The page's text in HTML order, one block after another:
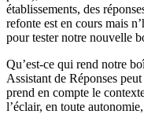
établissements, des
refonte est en cours mais
pour tester notre nouvelle
Qu’est-ce qui rend notre
Assistant de Réponses
prend en compte le
l’éclair, en toute